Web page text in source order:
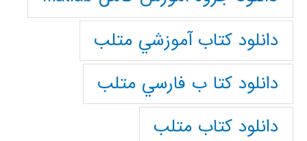
دانلود كتاب آموزشي متلب
دانلود كتا ب فارسي متلب
دانلود كتاب متلب